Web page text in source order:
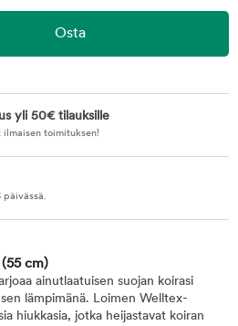
yli 50€ tilauksille
ilmaisen toimituksen!
päivässä.
(55 cm)
ainutlaatuisen suojan koirasi
lämpimänä. Loimen Welltex-
hiukkasia, jotka heijastavat koiran